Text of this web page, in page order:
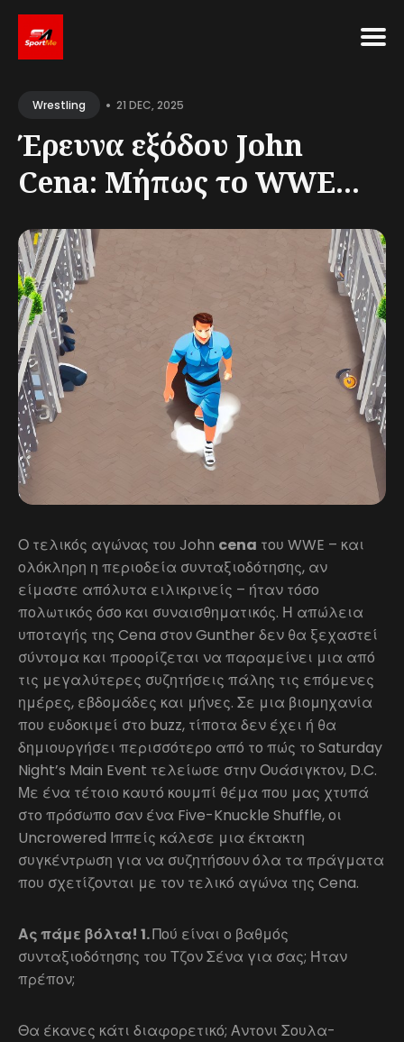
forWrestling • 21 DEC, 2025
Έρευνα εξόδου John
Cena: Μήπως το WWE...
Ο τελικός αγώνας του John cena του WWE – και
ολόκληρη η περιοδεία συνταξιοδότησης, αν
είμαστε απόλυτα ειλικρινείς – ήταν τόσο
πολωτικός όσο και συναισθηματικός. Η απώλεια
υποταγής της Cena στον Gunther δεν θα ξεχαστεί
σύντομα και προορίζεται να παραμείνει μια από
τις μεγαλύτερες συζητήσεις πάλης τις επόμενες
ημέρες, εβδομάδες και μήνες. Σε μια βιομηχανία
που ευδοκιμεί στο buzz, τίποτα δεν έχει ή θα
δημιουργήσει περισσότερο από το πώς το Saturday
Night’s Main Event τελείωσε στην Ουάσιγκτον, D.C.
Με ένα τέτοιο καυτό κουμπί θέμα που μας χτυπά
στο πρόσωπο σαν ένα Five-Knuckle Shuffle, οι
Uncrowered Ιππείς κάλεσε μια έκτακτη
συγκέντρωση για να συζητήσουν όλα τα πράγματα
που σχετίζονται με τον τελικό αγώνα της Cena.
Ας πάμε βόλτα! 1.Πού είναι ο βαθμός
συνταξιοδότησης του Τζον Σένα για σας; Ήταν
πρέπον;
Θα έκανες κάτι διαφορετικό; Αντονι Σουλα-